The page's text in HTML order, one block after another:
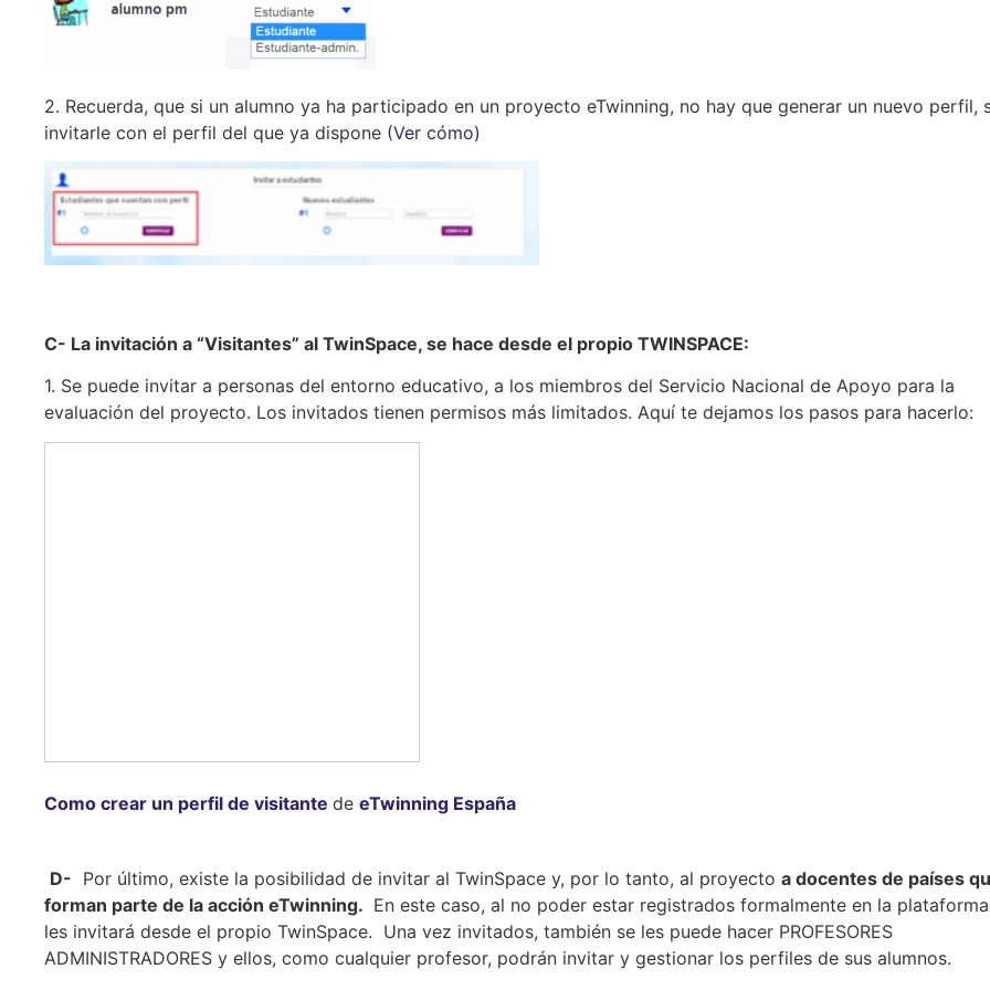
2. Recuerda, que si un alumno ya ha participado en un proyecto eTwinning, no hay que generar un nuevo perfil,
invitarle con el perfil del que ya dispone (Ver cómo)
C- La invitación a “Visitantes” al TwinSpace, se hace desde el propio TWINSPACE:
1. Se puede invitar a personas del entorno educativo, a los miembros del Servicio Nacional de Apoyo para la
evaluación del proyecto. Los invitados tienen permisos más limitados. Aquí te dejamos los pasos para hacerlo:
Como crear un perfil de visitante de eTwinning España
D- Por último, existe la posibilidad de invitar al TwinSpace y, por lo tanto, al proyecto a docentes de países
forman parte de la acción eTwinning. En este caso, al no poder estar registrados formalmente en la
les invitará desde el propio TwinSpace. Una vez invitados, también se les puede hacer PROFESORES
ADMINISTRADORES y ellos, como cualquier profesor, podrán invitar y gestionar los perfiles de sus alumnos.